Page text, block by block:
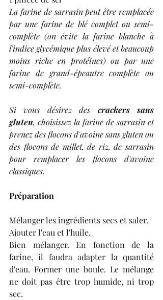
La farine de sarrasin peut être remplacée
par une farine de blé complet ou semi-
complète (on évite la farine blanche à
l'indice glycémique plus élevé et beaucoup
moins riche en protéines) ou par une
farine de grand-épeautre complète ou
semi-complète.
Si vous désirez des crackers sans
gluten, choisissez la farine de sarrasin et
prenez des flocons d'avoine sans gluten ou
des flocons de millet, de riz, de sarrasin
pour remplacer les flocons d'avoine
classiques.
Préparation
Mélanger les ingrédients secs et saler.
Ajouter l'eau et l'huile.
Bien mélanger. En fonction de la
farine, il faudra adapter la quantité
d'eau. Former une boule. Le mélange
ne doit pas être trop humide, ni trop
sec.